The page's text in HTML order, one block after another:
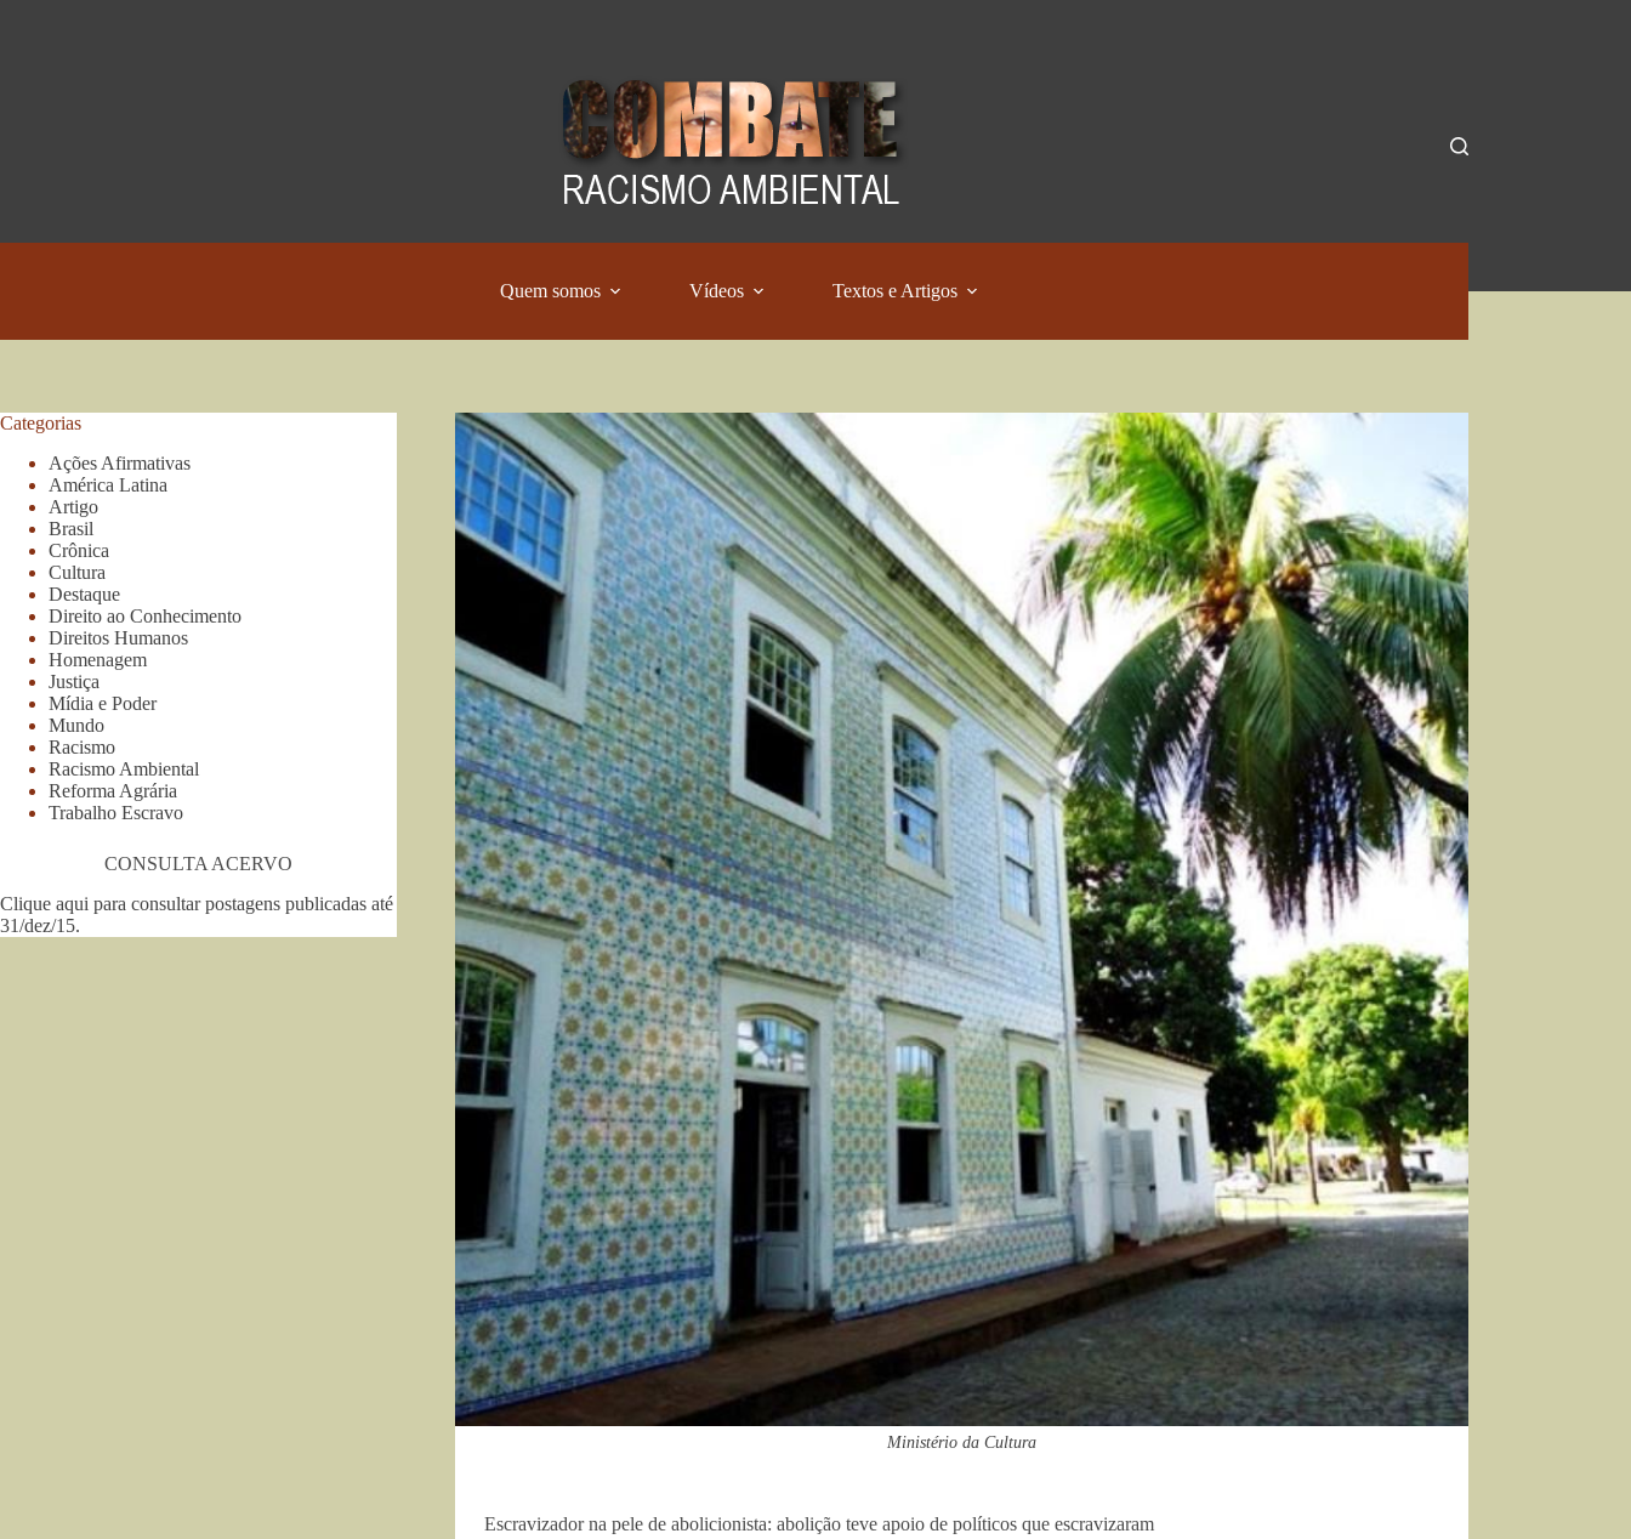
Quem somos Vídeos Textos e Artigos
Ministério da Cultura
Escravizador na pele de abolicionista: abolição teve apoio de políticos que escravizaram
Categorias
Ações Afirmativas
América Latina
Artigo
Brasil
Crônica
Cultura
Destaque
Direito ao Conhecimento
Direitos Humanos
Homenagem
Justiça
Mídia e Poder
Mundo
Racismo
Racismo Ambiental
Reforma Agrária
Trabalho Escravo
CONSULTA ACERVO
Clique aqui para consultar postagens publicadas até
31/dez/15.